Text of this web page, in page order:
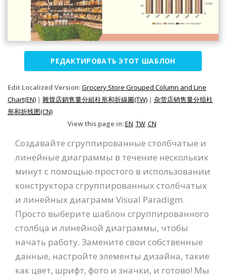
РЕДАКТИРОВАТЬ ЭТОТ ШАБЛОН
Edit Localized Version:Grocery Store Grouped Column and Line
Chart(EN) | 雜貨店銷售量分組柱形和折線圖(TW) | 杂货店销售量分组柱
形和折线图(CN)
View this page in:EN TW CN
Создавайте сгруппированные столбчатые и
линейные диаграммы в течение нескольких
минут с помощью простого в использовании
конструктора сгруппированных столбчатых
и линейных диаграмм Visual Paradigm.
Просто выберите шаблон сгруппированного
столбца и линейной диаграммы, чтобы
начать работу. Замените свои собственные
данные, настройте элементы дизайна, такие
как цвет, шрифт, фото и значки, и готово! Мы